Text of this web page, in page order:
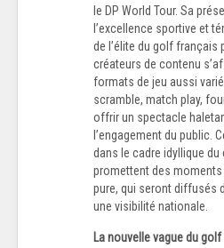
le DP World Tour. Sa
l’excellence sportive et
de l’élite du golf français
créateurs de contenu
formats de jeu aussi
scramble, match play,
offrir un spectacle
l’engagement du public.
dans le cadre idyllique du
promettent des moments
pure, qui seront diffusés
une visibilité nationale.
La nouvelle vague du